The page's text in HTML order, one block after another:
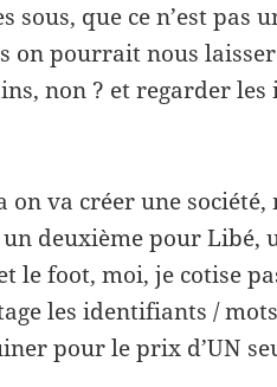
sous, que ce n’est pas
on pourrait nous
non ? et regarder les
on va créer une
deuxième pour Libé,
le foot, moi, je cotise
les identifiants / mots
pour le prix d’UN